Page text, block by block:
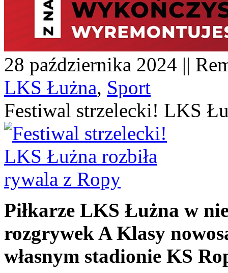
28 października 2024 ||
LKS Łużna, Sport
Festiwal strzelecki! LKS
Piłkarze LKS Łużna w
rozgrywek A Klasy
własnym stadionie KS